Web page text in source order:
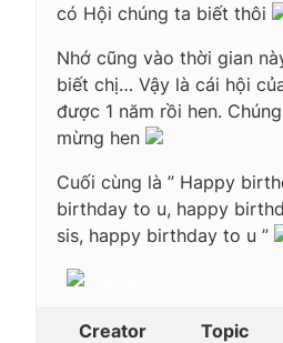
có Hội chúng ta biết thôi
Nhớ cũng vào thời gian
biết chị… Vậy là cái hội
được 1 năm rồi hen.
mừng hen
Cuối cùng là ” Happy
birthday to u, happy
sis, happy birthday to u ”
Creator Topic